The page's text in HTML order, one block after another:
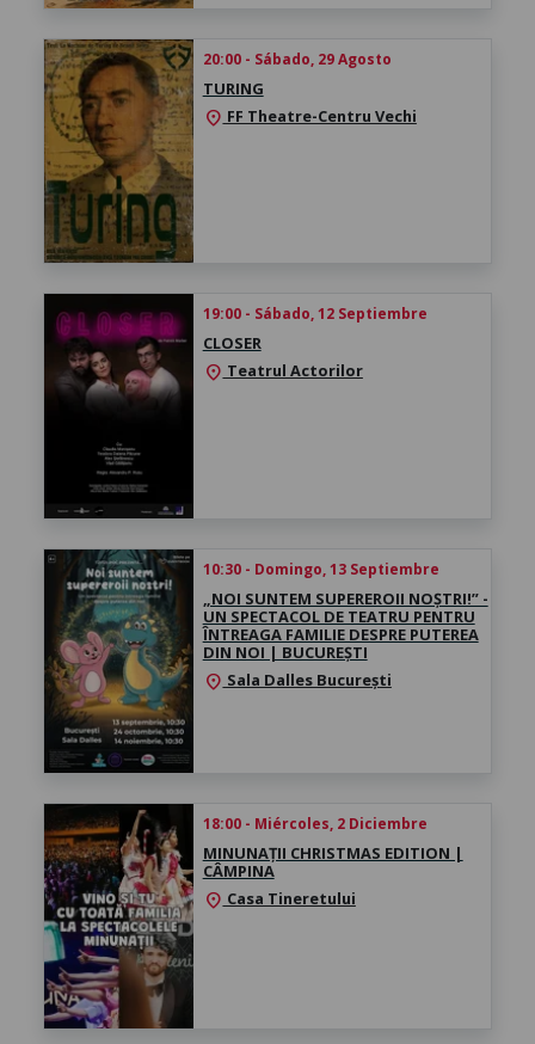
20:00 - Sábado, 29 Agosto
TURING
location_on FF Theatre-Centru Vechi
19:00 - Sábado, 12 Septiembre
CLOSER
location_on Teatrul Actorilor
10:30 - Domingo, 13 Septiembre
„NOI SUNTEM SUPEREROII NOȘTRI!” -
UN SPECTACOL DE TEATRU PENTRU
ÎNTREAGA FAMILIE DESPRE PUTEREA
DIN NOI | BUCUREȘTI
location_on Sala Dalles București
18:00 - Miércoles, 2 Diciembre
MINUNAȚII CHRISTMAS EDITION |
CÂMPINA
location_on Casa Tineretului